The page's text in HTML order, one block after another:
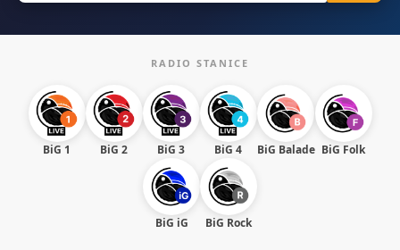
RADIO STANICE
BiG 1 BiG 2 BiG 3 BiG 4 BiG Balade BiG Folk
BiG iG BiG Rock